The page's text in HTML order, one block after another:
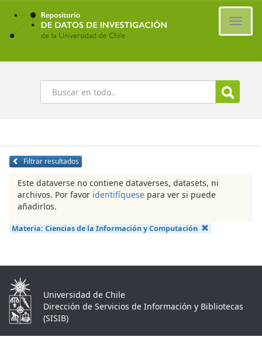
Ir
contenido
principal
Buscar
Filtrar resultados
Este dataverse no contiene dataverses, datasets, ni
archivos. Por favor identifíquese para ver si puede
añadirlos.
Materia: Ciencias de la Información y Computación
Universidad de Chile
Dirección de Servicios de Información y Bibliotecas
(SISIB)